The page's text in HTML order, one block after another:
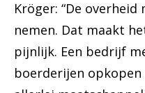
Kröger: “De
nemen. Dat maakt
pijnlijk. Een bedrijf
boerderijen